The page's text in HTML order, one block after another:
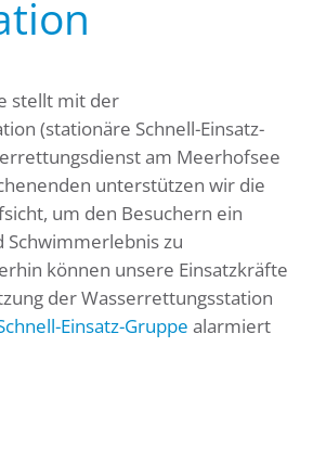
stellt mit der
(stationäre Schnell-Einsatz-
am Meerhofsee
unterstützen wir die
um den Besuchern ein
Schwimmerlebnis zu
können unsere Einsatzkräfte
der Wasserrettungsstation
Einsatz-Gruppe alarmiert